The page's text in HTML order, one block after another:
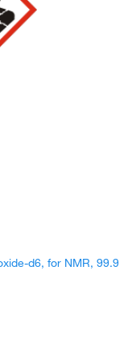
d6, for NMR, 99.9